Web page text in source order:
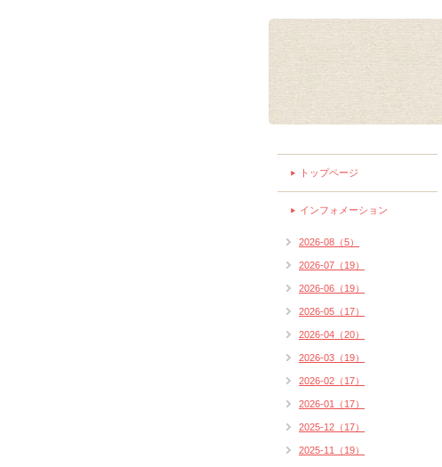
トップページ
インフォメーション
2026-08（5）
2026-07（19）
2026-06（19）
2026-05（17）
2026-04（20）
2026-03（19）
2026-02（17）
2026-01（17）
2025-12（17）
2025-11（19）